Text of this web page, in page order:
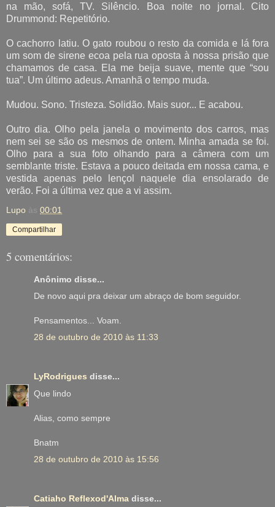
na mão, sofá, TV. Silêncio. Boa noite no jornal. Cito
Drummond: Repetitório.
O cachorro latiu. O gato roubou o resto da comida e lá fora
um som de sirene ecoa pela rua oposta à nossa prisão que
chamamos de casa. Ela me beija suave, mente que “sou
tua”. Um último adeus. Amanhã o tempo muda.
Mudou. Sono. Tristeza. Solidão. Mais suor... E acabou.
Outro dia. Olho pela janela o movimento dos carros, mas
nem sei se são os mesmos de ontem. Minha amada se foi.
Olho para a sua foto olhando para a câmera com um
semblante triste. Estava a pouco deitada em nossa cama, e
vestida apenas pelo lençol naquele dia ensolarado de
verão. Foi a última vez que a vi assim.
Lupo às 00:01
Compartilhar
5 comentários:
Anônimo disse...
De novo aqui pra deixar um abraço de bom seguidor.
Pensamentos... Voam.
28 de outubro de 2010 às 11:33
LyRodrigues disse...
Que lindo
Alias, como sempre
Bnatm
28 de outubro de 2010 às 15:56
Catiaho Reflexod'Alma disse...